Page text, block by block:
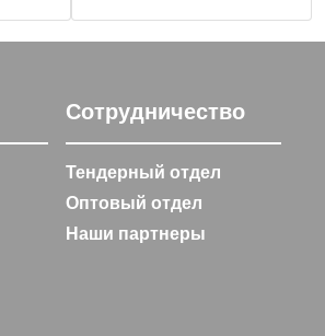
Сотрудничество
Тендерный отдел
Оптовый отдел
Наши партнеры